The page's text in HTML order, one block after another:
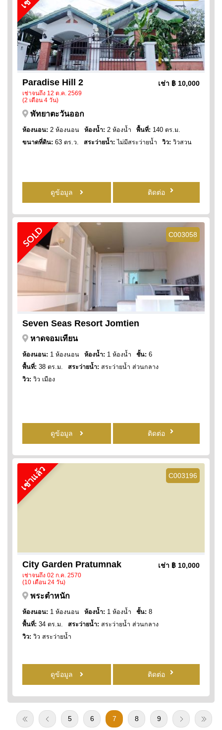
Paradise Hill 2
เช่าจนถึง 12 ต.ค. 2569
(2 เดือน 4 วัน)
เช่า ฿ 10,000
พัทยาตะวันออก
ห้องนอน: 2 ห้องนอน ห้องน้ำ: 2 ห้องน้ำ พื้นที่: 140 ตร.ม.
ขนาดที่ดิน: 63 ตร.ว. สระว่ายน้ำ: ไม่มีสระว่ายน้ำ วิว: วิวสวน
ดูข้อมูล ติดต่อ
C003058
SOLD
Seven Seas Resort Jomtien
หาดจอมเทียน
ห้องนอน: 1 ห้องนอน ห้องน้ำ: 1 ห้องน้ำ ชั้น: 6
พื้นที่: 38 ตร.ม. สระว่ายน้ำ: สระว่ายน้ำ ส่วนกลาง
วิว: วิว เมือง
ดูข้อมูล ติดต่อ
C003196
เช่าแล้ว
City Garden Pratumnak
เช่าจนถึง 02 ก.ค. 2570
(10 เดือน 24 วัน)
เช่า ฿ 10,000
พระตำหนัก
ห้องนอน: 1 ห้องนอน ห้องน้ำ: 1 ห้องน้ำ ชั้น: 8
พื้นที่: 34 ตร.ม. สระว่ายน้ำ: สระว่ายน้ำ ส่วนกลาง
วิว: วิว สระว่ายน้ำ
ดูข้อมูล ติดต่อ
5 6 7 8 9